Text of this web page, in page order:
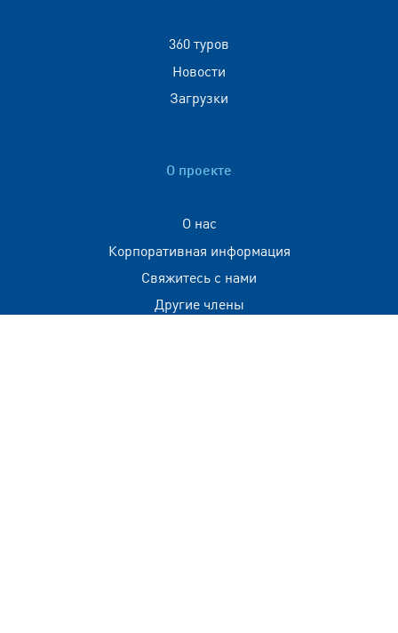
360 туров
Новости
Загрузки
О проекте
О нас
Корпоративная информация
Свяжитесь с нами
Другие члены